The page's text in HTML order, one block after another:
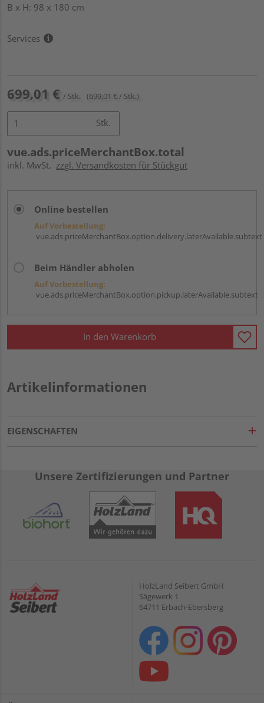
B x H: 98 x 180 cm
Services
699,01 € / Stk. (699,01 € / Stk.)
Stk.
vue.ads.priceMerchantBox.total
inkl. MwSt. zzgl. Versandkosten für Stückgut
Online bestellen
Auf Vorbestellung:
vue.ads.priceMerchantBox.option.delivery.laterAvailable.subtext
Beim Händler abholen
Auf Vorbestellung:
vue.ads.priceMerchantBox.option.pickup.laterAvailable.subtext
In den Warenkorb
Artikelinformationen
EIGENSCHAFTEN
Unsere Zertifizierungen und Partner
HolzLand Seibert GmbH
Sägewerk 1
64711 Erbach-Ebersberg